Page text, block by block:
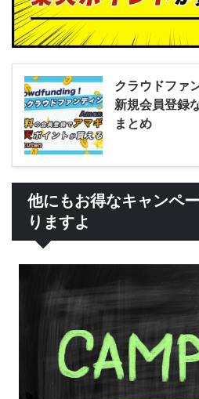
クラウドファ
新規会員登録
まとめ
他にもお得なキャンペ
りますよ